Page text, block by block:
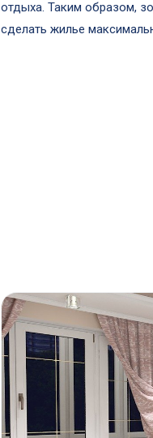
отдыха. Таким образом,
сделать жилье